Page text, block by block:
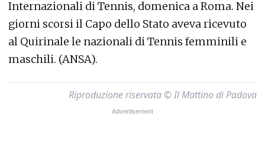
Internazionali di Tennis, domenica a Roma. Nei
giorni scorsi il Capo dello Stato aveva ricevuto
al Quirinale le nazionali di Tennis femminili e
maschili. (ANSA).
Riproduzione riservata © Il Mattino di Padova